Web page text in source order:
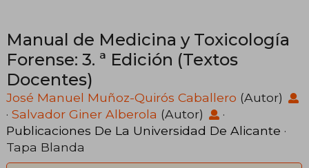
Manual de Medicina y Toxicología
Forense: 3. ª Edición (Textos
Docentes)
José Manuel Muñoz-Quirós Caballero (Autor)
· Salvador Giner Alberola (Autor)
·
Publicaciones De La Universidad De Alicante ·
Tapa Blanda